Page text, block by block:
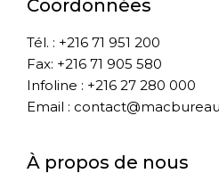
Coordonnées
Tél. : +216 71 951 200
Fax: +216 71 905 580
Infoline : +216 27 280 000
Email :
À propos de nous